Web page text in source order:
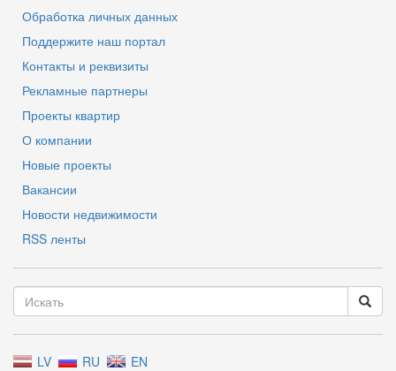
Обработка личных данных
Поддержите наш портал
Контакты и реквизиты
Рекламные партнеры
Проекты квартир
О компании
Новые проекты
Вакансии
Новости недвижимости
RSS ленты
LV RU EN